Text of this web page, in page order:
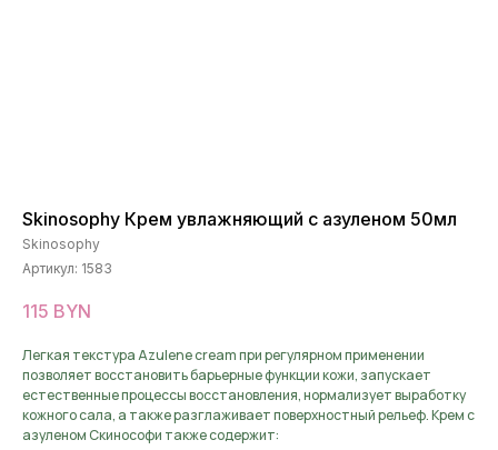
Skinosophy Крем увлажняющий с азуленом 50мл
Skinosophy
Артикул: 1583
115 BYN
Легкая текстура Azulene cream при регулярном применении
позволяет восстановить барьерные функции кожи, запускает
естественные процессы восстановления, нормализует выработку
кожного сала, а также разглаживает поверхностный рельеф. Крем с
азуленом Скинософи также содержит: